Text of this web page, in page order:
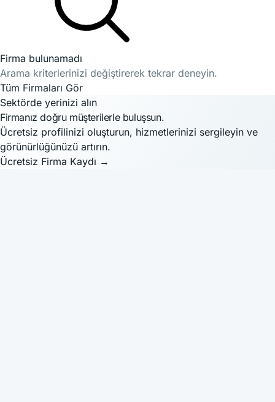
Firma bulunamadı
Arama kriterlerinizi değiştirerek tekrar deneyin.
Tüm Firmaları Gör
Sektörde yerinizi alın
Firmanız doğru müşterilerle buluşsun.
Ücretsiz profilinizi oluşturun, hizmetlerinizi sergileyin ve
görünürlüğünüzü artırın.
Ücretsiz Firma Kaydı →